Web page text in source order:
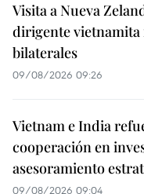
Visita a Nueva
dirigente vietnamita
bilaterales
09/08/2026 09:26
Vietnam e India
cooperación en
asesoramiento
09/08/2026 09:04